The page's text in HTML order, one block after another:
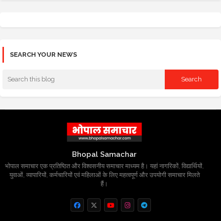
SEARCH YOUR NEWS
Bhopal Samachar
भोपाल समाचार एक प्रतिष्ठित और विश्वसनीय समाचार माध्यम है। यहां नागरिकों, विद्यार्थियों,
युवाओं, व्यापारियों, कर्मचारियों एवं महिलाओं के लिए महत्वपूर्ण और उपयोगी समाचार मिलते
हैं।